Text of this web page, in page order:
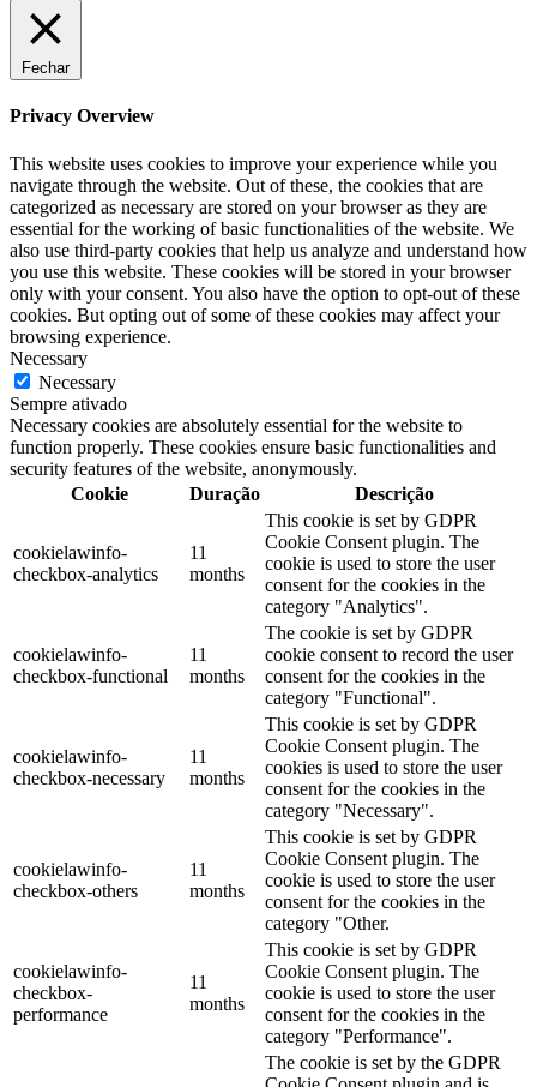
Fechar
Privacy Overview
This website uses cookies to improve your experience while you
navigate through the website. Out of these, the cookies that are
categorized as necessary are stored on your browser as they are
essential for the working of basic functionalities of the website. We
also use third-party cookies that help us analyze and understand how
you use this website. These cookies will be stored in your browser
only with your consent. You also have the option to opt-out of these
cookies. But opting out of some of these cookies may affect your
browsing experience.
Necessary
Necessary
Sempre ativado
Necessary cookies are absolutely essential for the website to
function properly. These cookies ensure basic functionalities and
security features of the website, anonymously.
Cookie
Duração Descrição
cookielawinfo-
checkbox-analytics
11
months
This cookie is set by GDPR
Cookie Consent plugin. The
cookie is used to store the user
consent for the cookies in the
category "Analytics".
cookielawinfo-
checkbox-functional
11
months
The cookie is set by GDPR
cookie consent to record the user
consent for the cookies in the
category "Functional".
cookielawinfo-
checkbox-necessary
11
months
This cookie is set by GDPR
Cookie Consent plugin. The
cookies is used to store the user
consent for the cookies in the
category "Necessary".
cookielawinfo-
checkbox-others
11
months
This cookie is set by GDPR
Cookie Consent plugin. The
cookie is used to store the user
consent for the cookies in the
category "Other.
cookielawinfo-
checkbox-
performance
11
months
This cookie is set by GDPR
Cookie Consent plugin. The
cookie is used to store the user
consent for the cookies in the
category "Performance".
The cookie is set by the GDPR